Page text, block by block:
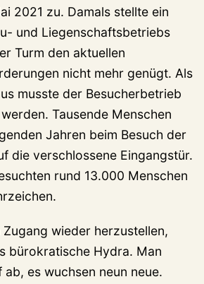
2021 zu. Damals stellte ein
und Liegenschaftsbetriebs
Turm den aktuellen
nicht mehr genügt. Als
musste der Besucherbetrieb
Tausende Menschen
Jahren beim Besuch der
die verschlossene Eingangstür.
rund 13.000 Menschen
wieder herzustellen,
bürokratische Hydra. Man
ab, es wuchsen neun neue.